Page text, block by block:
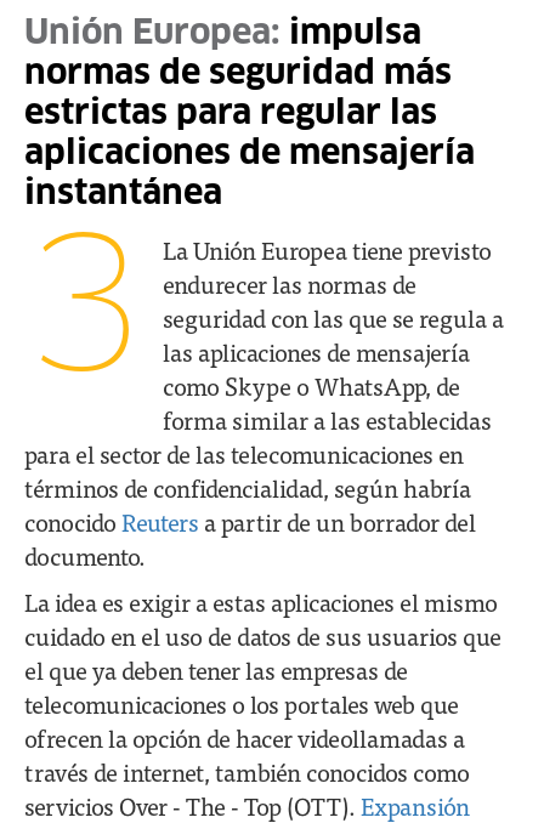
Unión Europea: impulsa
normas de seguridad más
estrictas para regular las
aplicaciones de mensajería
instantánea
3
La Unión Europea tiene previsto
endurecer las normas de
seguridad con las que se regula a
las aplicaciones de mensajería
como Skype o WhatsApp, de
forma similar a las establecidas
para el sector de las telecomunicaciones en
términos de confidencialidad, según habría
conocido Reuters a partir de un borrador del
documento.
La idea es exigir a estas aplicaciones el mismo
cuidado en el uso de datos de sus usuarios que
el que ya deben tener las empresas de
telecomunicaciones o los portales web que
ofrecen la opción de hacer videollamadas a
través de internet, también conocidos como
servicios Over - The - Top (OTT). Expansión